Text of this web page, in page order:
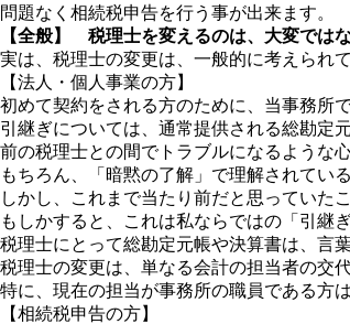
問題なく相続税申告を行う事が出来ます。
【全般】 税理士を変えるのは、大変では
実は、税理士の変更は、一般的に考えられ
【法人・個人事業の方】
初めて契約をされる方のために、当事務所
引継ぎについては、通常提供される総勘定
前の税理士との間でトラブルになるような
もちろん、「暗黙の了解」で理解されてい
しかし、これまで当たり前だと思っていた
もしかすると、これは私ならではの「引継
税理士にとって総勘定元帳や決算書は、言
税理士の変更は、単なる会計の担当者の交
特に、現在の担当が事務所の職員である方
【相続税申告の方】